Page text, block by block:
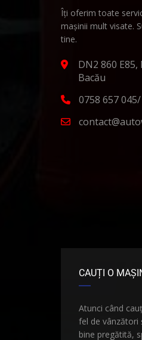
Îți oferim toate
mașinii mult visate.
tine.
DN2 860
Bacău
0758 657
CAUȚI O
Atunci când
fel de vânzători
bine pregătită,